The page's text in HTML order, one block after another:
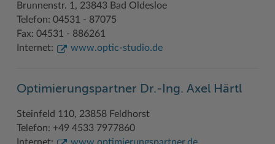
Brunnenstr. 1, 23843 Bad Oldesloe
Telefon: 04531 - 87075
Fax: 04531 - 886261
Internet:
www.optic-studio.de
Optimierungspartner Dr.-Ing. Axel Härtl
Steinfeld 110, 23858 Feldhorst
Telefon: +49 4533 7977860